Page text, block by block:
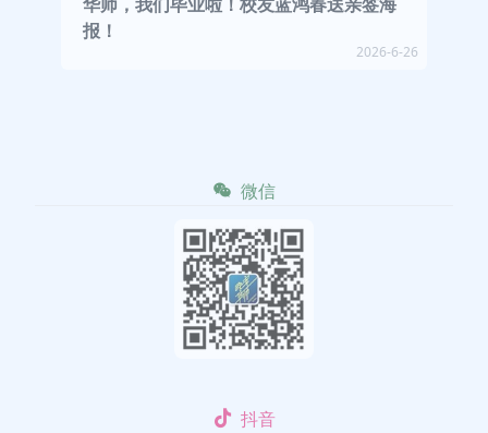
报！
2026-6-26
微信
抖音